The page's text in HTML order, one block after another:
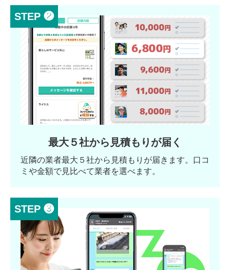
STEP ❷
最大５社から見積もりが届く
近隣の業者最大５社から見積もりが届きます。口コ
ミや金額で見比べて業者を選べます。
STEP ❸